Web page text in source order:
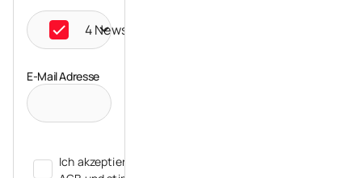
4 Newsletter ausgewählt
E-Mail Adresse
Ich akzeptiere die